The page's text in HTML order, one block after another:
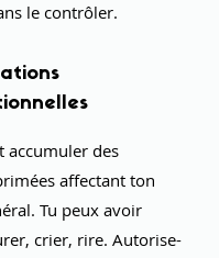
le contrôler.
accumuler des
affectant ton
Tu peux avoir
crier, rire. Autorise-